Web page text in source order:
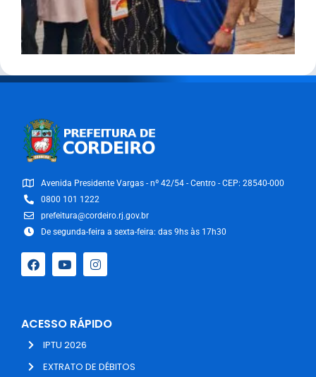
Avenida Presidente Vargas - nº 42/54 - Centro - CEP: 28540-000
0800 101 1222
prefeitura@cordeiro.rj.gov.br
De segunda-feira a sexta-feira: das 9hs às 17h30
ACESSO RÁPIDO
IPTU 2026
EXTRATO DE DÉBITOS